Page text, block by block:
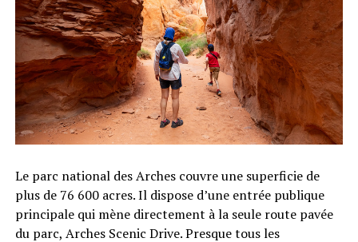
Le parc national des Arches couvre une superficie de
plus de 76 600 acres. Il dispose d’une entrée publique
principale qui mène directement à la seule route pavée
du parc, Arches Scenic Drive. Presque tous les